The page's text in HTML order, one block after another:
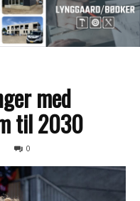
med
til 2030
0